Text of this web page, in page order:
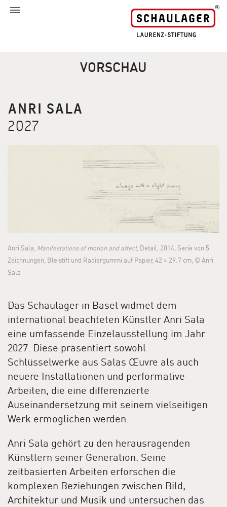
VORSCHAU
ANRI SALA
2027
Anri Sala, Manifestations of motion and affect, Detail, 2014, Serie von 5
Zeichnungen, Bleistift und Radiergummi auf Papier, 42 × 29.7 cm, © Anri
Sala
Das Schaulager in Basel widmet dem
international beachteten Künstler Anri Sala
eine umfassende Einzelausstellung im Jahr
2027. Diese präsentiert sowohl
Schlüsselwerke aus Salas Œuvre als auch
neuere Installationen und performative
Arbeiten, die eine differenzierte
Auseinandersetzung mit seinem vielseitigen
Werk ermöglichen werden.
Anri Sala gehört zu den herausragenden
Künstlern seiner Generation. Seine
zeitbasierten Arbeiten erforschen die
komplexen Beziehungen zwischen Bild,
Architektur und Musik und untersuchen das